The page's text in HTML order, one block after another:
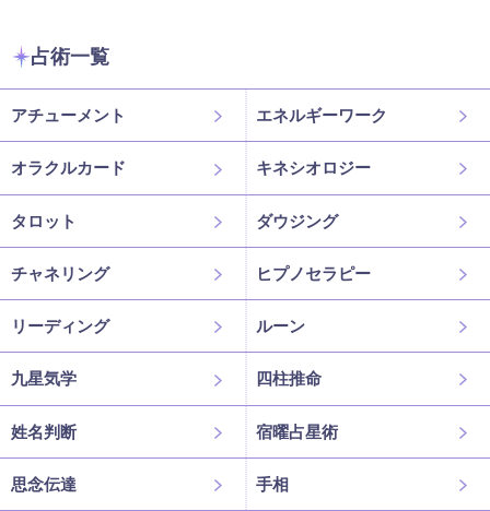
占術一覧
アチューメント エネルギーワーク
オラクルカード キネシオロジー
タロット ダウジング
チャネリング ヒプノセラピー
リーディング ルーン
九星気学 四柱推命
姓名判断 宿曜占星術
思念伝達 手相